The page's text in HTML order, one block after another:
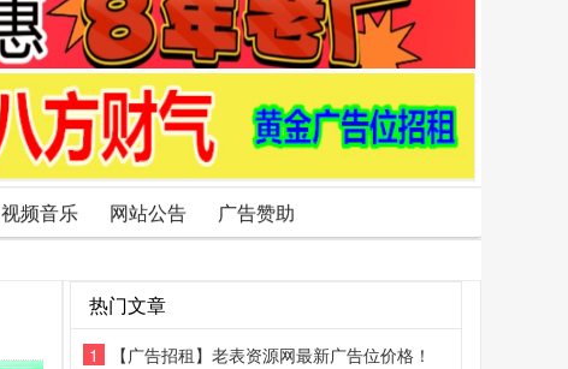
视频音乐 网站公告 广告赞助
热门文章
1
【广告招租】老表资源网最新广告位价格！